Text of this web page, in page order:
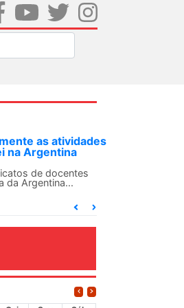
para Dia de
com Cuba em
sindicais e o